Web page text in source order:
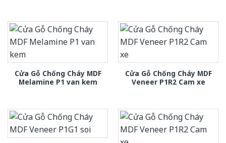
Cửa Gỗ Chống Cháy MDF
Melamine P1 van kem
Cửa Gỗ Chống Cháy MDF
Veneer P1R2 Cam xe